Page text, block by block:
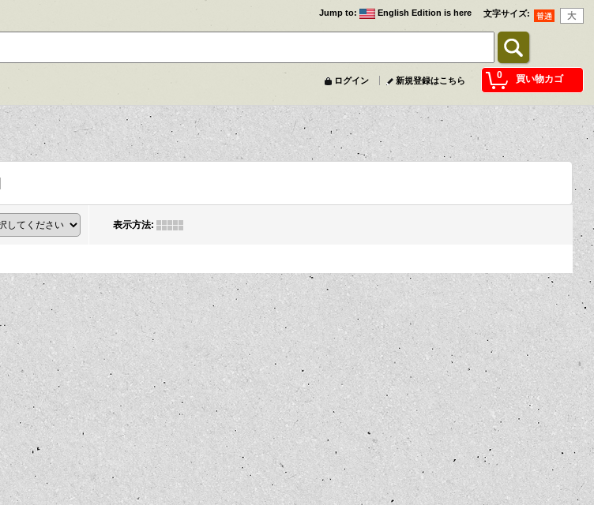
文字サイズ:
Jump to: English Edition is here
0 買い物カゴ
ログイン 新規登録はこちら
表示方法: